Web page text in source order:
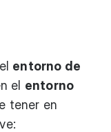
entorno de
el entorno
tener en